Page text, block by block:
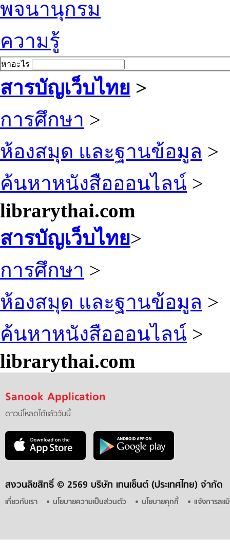
พจนานุกรม
ความรู้
หาอะไร
สารบัญเว็บไทย >
การศึกษา >
ห้องสมุด และฐานข้อมูล >
ค้นหาหนังสือออนไลน์ >
librarythai.com
สารบัญเว็บไทย>
การศึกษา >
ห้องสมุด และฐานข้อมูล >
ค้นหาหนังสือออนไลน์ >
librarythai.com
Sanook Application
ดาวน์โหลดได้แล้ววันนี้
สงวนลิขสิทธิ์ © 2569 บริษัท เทนเซ็นต์ (ประเทศไทย) จำกัด
เกี่ยวกับเรา นโยบายความเป็นส่วนตัว นโยบายคุกกี้ แจ้งการละ